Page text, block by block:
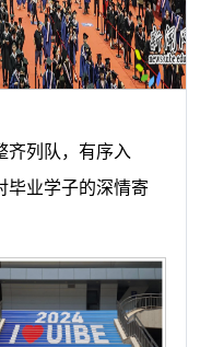
齐列队，有序入
毕业学子的深情寄